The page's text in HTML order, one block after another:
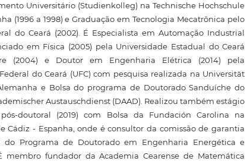
Universitário (Studienkolleg) na Technische Hochschule
(1996 a 1998) e Graduação em Tecnologia Mecatrônica pelo
do Ceará (2002). É Especialista em Automação Industrial
em Física (2005) pela Universidade Estadual do Ceará
(2004) e Doutor em Engenharia Elétrica (2014) pela
do Ceará (UFC) com pesquisa realizada na Universität
e Bolsa do programa de Doutorado Sanduíche do
Austauschdienst (DAAD). Realizou também estágio
doutoral (2019) com Bolsa da Fundación Carolina na
Cádiz - Espanha, onde é consultor da comissão de garantia
do Programa de Doutorado em Engenharia Energética e
membro fundador da Academia Cearense de Matemática